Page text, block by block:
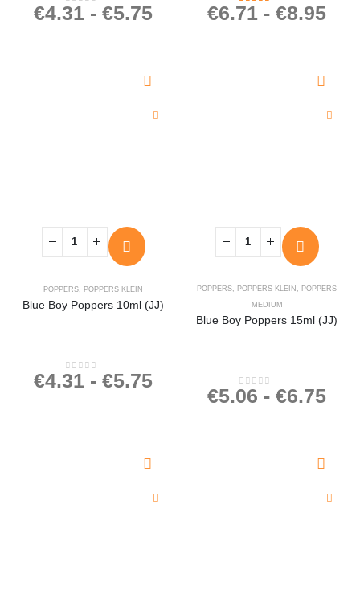
0out of 5
€4.31 - €5.75 4.27 out of 5
€6.71 - €8.95
POPPERS POPPERS KLEIN
Blue Boy Poppers 10ml (JJ)
0out of 5
€4.31 - €5.75
POPPERS POPPERS KLEIN
POPPERS
MEDIUM
Blue Boy Poppers 15ml (JJ)
0out of 5
€5.06 - €6.75